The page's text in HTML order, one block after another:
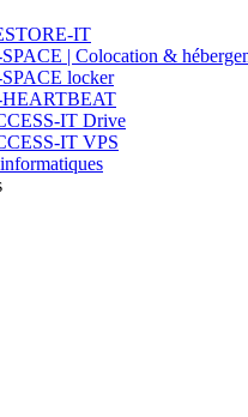
IT
| Colocation &
locker
IT Drive
IT VPS